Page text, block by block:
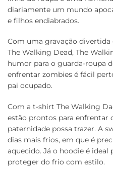
diariamente um mundo
e filhos endiabrados.
Com uma gravação
The Walking Dead, The
humor para o guarda-roupa
enfrentar zombies é fácil
pai ocupado.
Com a t-shirt The Walking
estão prontos para enfrentar
paternidade possa trazer. A
dias mais frios, em que é
aquecido. Já o hoodie é ideal
proteger do frio com estilo.